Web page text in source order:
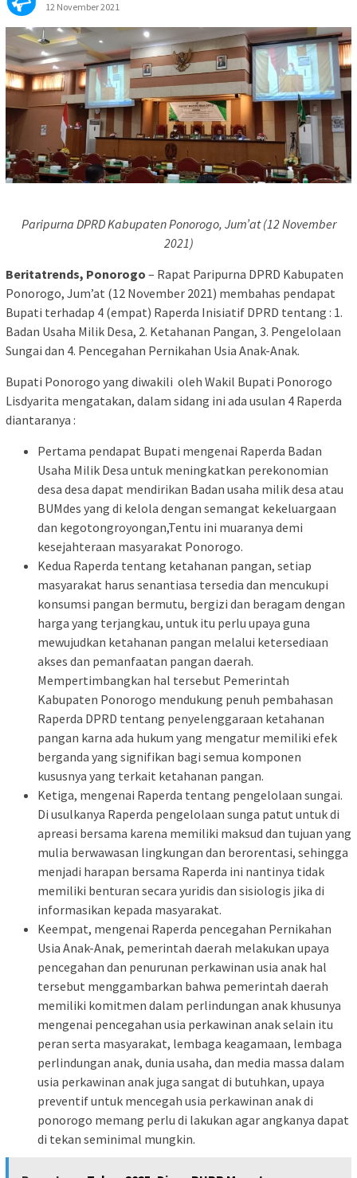
12 November 2021
Paripurna DPRD Kabupaten Ponorogo, Jum’at (12 November
2021)
Beritatrends, Ponorogo – Rapat Paripurna DPRD Kabupaten
Ponorogo, Jum’at (12 November 2021) membahas pendapat
Bupati terhadap 4 (empat) Raperda Inisiatif DPRD tentang : 1.
Badan Usaha Milik Desa, 2. Ketahanan Pangan, 3. Pengelolaan
Sungai dan 4. Pencegahan Pernikahan Usia Anak-Anak.
Bupati Ponorogo yang diwakili oleh Wakil Bupati Ponorogo
Lisdyarita mengatakan, dalam sidang ini ada usulan 4 Raperda
diantaranya :
Pertama pendapat Bupati mengenai Raperda Badan
Usaha Milik Desa untuk meningkatkan perekonomian
desa desa dapat mendirikan Badan usaha milik desa atau
BUMdes yang di kelola dengan semangat kekeluargaan
dan kegotongroyongan,Tentu ini muaranya demi
kesejahteraan masyarakat Ponorogo.
Kedua Raperda tentang ketahanan pangan, setiap
masyarakat harus senantiasa tersedia dan mencukupi
konsumsi pangan bermutu, bergizi dan beragam dengan
harga yang terjangkau, untuk itu perlu upaya guna
mewujudkan ketahanan pangan melalui ketersediaan
akses dan pemanfaatan pangan daerah.
Mempertimbangkan hal tersebut Pemerintah
Kabupaten Ponorogo mendukung penuh pembahasan
Raperda DPRD tentang penyelenggaraan ketahanan
pangan karna ada hukum yang mengatur memiliki efek
berganda yang signifikan bagi semua komponen
kususnya yang terkait ketahanan pangan.
Ketiga, mengenai Raperda tentang pengelolaan sungai.
Di usulkanya Raperda pengelolaan sunga patut untuk di
apreasi bersama karena memiliki maksud dan tujuan yang
mulia berwawasan lingkungan dan berorentasi, sehingga
menjadi harapan bersama Raperda ini nantinya tidak
memiliki benturan secara yuridis dan sisiologis jika di
informasikan kepada masyarakat.
Keempat, mengenai Raperda pencegahan Pernikahan
Usia Anak-Anak, pemerintah daerah melakukan upaya
pencegahan dan penurunan perkawinan usia anak hal
tersebut menggambarkan bahwa pemerintah daerah
memiliki komitmen dalam perlindungan anak khusunya
mengenai pencegahan usia perkawinan anak selain itu
peran serta masyarakat, lembaga keagamaan, lembaga
perlindungan anak, dunia usaha, dan media massa dalam
usia perkawinan anak juga sangat di butuhkan, upaya
preventif untuk mencegah usia perkawinan anak di
ponorogo memang perlu di lakukan agar angkanya dapat
di tekan seminimal mungkin.